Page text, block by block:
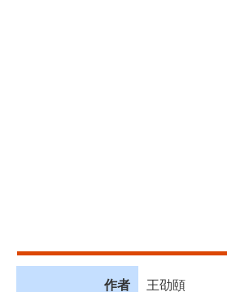
作者 王劭頤